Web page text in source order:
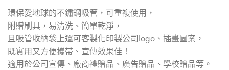
環保愛地球的不鏽鋼吸管，可重複使用，
附贈刷具，易清洗、簡單乾淨，
且吸管收納袋上還可客製化印製公司logo、插畫圖案，
既實用又方便攜帶、宣傳效果佳！
適用於公司宣傳、廠商禮贈品、廣告贈品、學校贈品等。